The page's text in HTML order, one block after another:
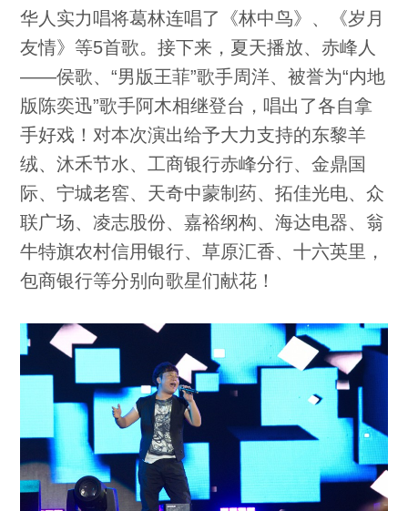
华人实力唱将葛林连唱了《林中鸟》、《岁月
友情》等5首歌。接下来，夏天播放、赤峰人
——侯歌、“男版王菲”歌手周洋、被誉为“内地
版陈奕迅”歌手阿木相继登台，唱出了各自拿
手好戏！对本次演出给予大力支持的东黎羊
绒、沐禾节水、工商银行赤峰分行、金鼎国
际、宁城老窖、天奇中蒙制药、拓佳光电、众
联广场、凌志股份、嘉裕纲构、海达电器、翁
牛特旗农村信用银行、草原汇香、十六英里，
包商银行等分别向歌星们献花！